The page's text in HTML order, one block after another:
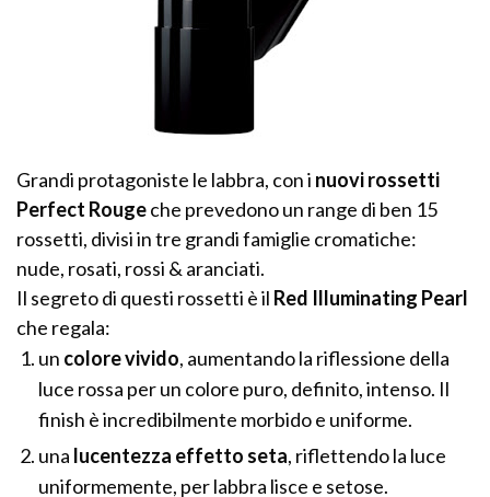
Grandi protagoniste le labbra, con i nuovi rossetti
Perfect Rougeche prevedono un range di ben 15
rossetti, divisi in tre grandi famiglie cromatiche:
nude, rosati, rossi & aranciati.
Il segreto di questi rossetti è il Red Illuminating Pearl
che regala:
un colore vivido, aumentando la riflessione della
luce rossa per un colore puro, definito, intenso. Il
finish è incredibilmente morbido e uniforme.
una lucentezza effetto seta, riflettendo la luce
uniformemente, per labbra lisce e setose.